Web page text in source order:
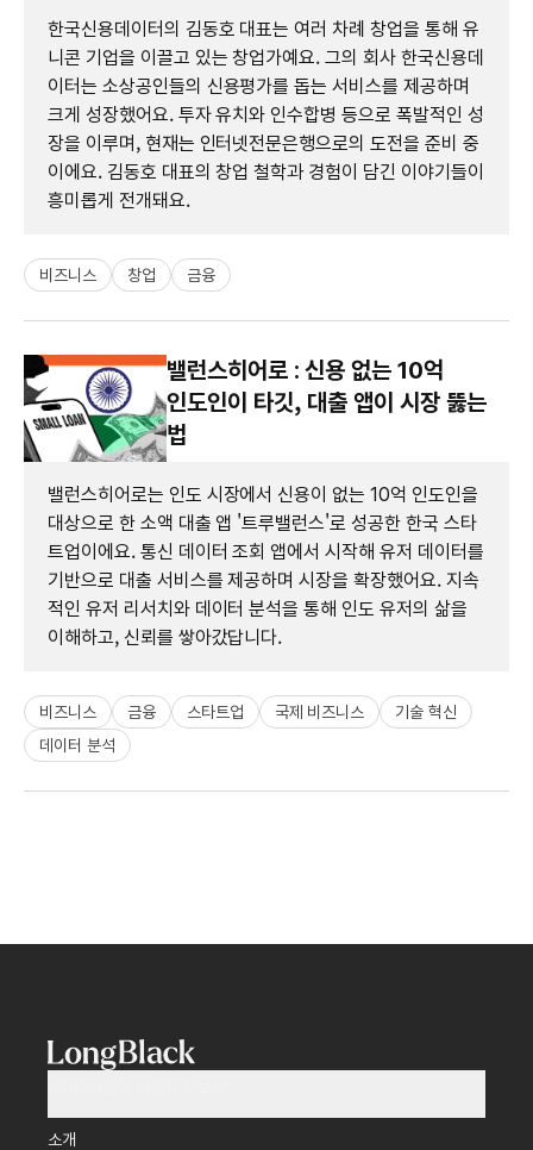
한국신용데이터의 김동호 대표는 여러 차례 창업을 통해 유
니콘 기업을 이끌고 있는 창업가예요. 그의 회사 한국신용데
이터는 소상공인들의 신용평가를 돕는 서비스를 제공하며
크게 성장했어요. 투자 유치와 인수합병 등으로 폭발적인 성
장을 이루며, 현재는 인터넷전문은행으로의 도전을 준비 중
이에요. 김동호 대표의 창업 철학과 경험이 담긴 이야기들이
흥미롭게 전개돼요.
비즈니스 창업 금융
밸런스히어로 : 신용 없는 10억
인도인이 타깃, 대출 앱이 시장 뚫는
법
밸런스히어로는 인도 시장에서 신용이 없는 10억 인도인을
대상으로 한 소액 대출 앱 '트루밸런스'로 성공한 한국 스타
트업이에요. 통신 데이터 조회 앱에서 시작해 유저 데이터를
기반으로 대출 서비스를 제공하며 시장을 확장했어요. 지속
적인 유저 리서치와 데이터 분석을 통해 인도 유저의 삶을
이해하고, 신뢰를 쌓아갔답니다.
비즈니스 금융 스타트업 국제 비즈니스
기술 혁신
데이터 분석
소개